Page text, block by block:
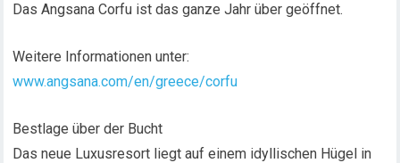
Das Angsana Corfu ist das ganze Jahr über geöffnet.
Weitere Informationen unter:
www.angsana.com/en/greece/corfu
Bestlage über der Bucht
Das neue Luxusresort liegt auf einem idyllischen Hügel in